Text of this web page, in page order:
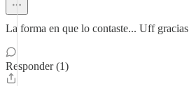
La forma en que lo contaste... Uff gracias
Responder (1)